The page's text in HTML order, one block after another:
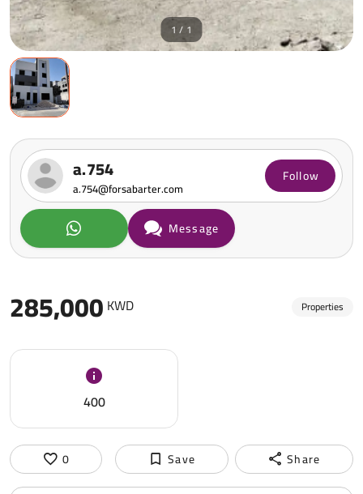
285,000 KWD Properties
400
0 Save Share
1 / 1
a.754
a.754@forsabarter.com
Follow
Message